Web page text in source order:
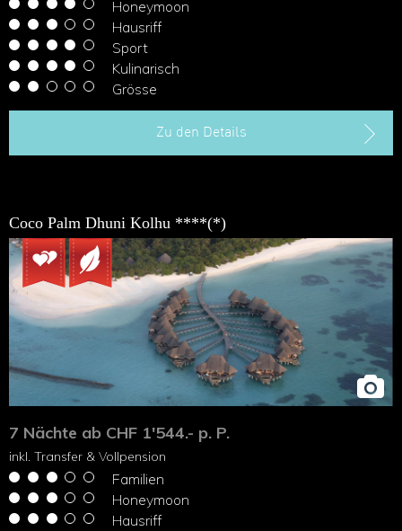
Honeymoon
Hausriff
Sport
Kulinarisch
Grösse
Zu den Details
Coco Palm Dhuni Kolhu ****(*)
7 Nächte ab CHF 1'544.- p. P.
inkl. Transfer & Vollpension
Familien
Honeymoon
Hausriff